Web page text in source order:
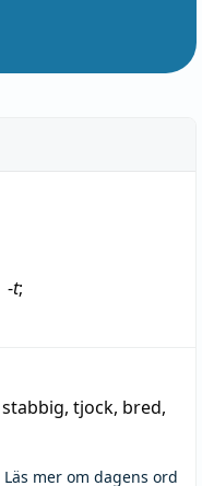
-t;
stabbig, tjock, bred,
Läs mer om dagens ord